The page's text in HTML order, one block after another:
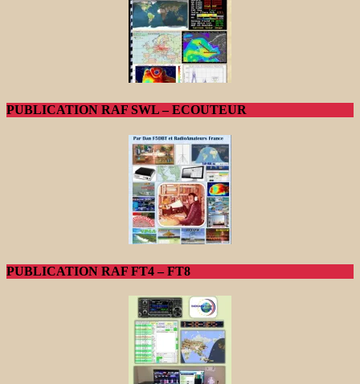
PUBLICATION RAF SWL – ECOUTEUR
PUBLICATION RAF FT4 – FT8